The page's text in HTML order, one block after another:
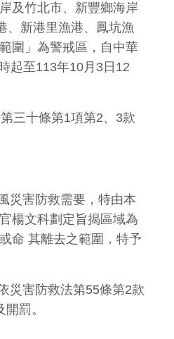
及竹北市、新豐鄉海岸
、新港里漁港、鳳坑漁
圍」為警戒區，自中華
起至113年10月3日12
三十條第1項第2、3款
災害防救需要，特由本
楊文科劃定旨揭區域為
命 其離去之範圍，特予
災害防救法第55條第2款
罰。